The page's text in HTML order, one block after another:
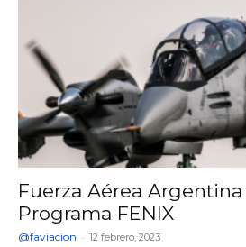
Fuerza Aérea
Programa FENIX
@faviacion - 12 febrero, 2023